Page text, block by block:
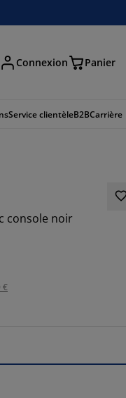
Connexion Panier
Service clientèleB2BCarrière
console noir
€